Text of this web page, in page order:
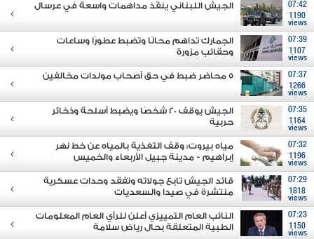
07:42
1190
views
الجيش اللبناني ينفّذ مداهمات واسعة في عرسال
07:39
1107
views
الجمارك تداهم محالًا وتضبط عطورًا وساعات
وحقائب مزورة
07:37
1266
views
5 محاضر ضبط في حق أصحاب مولدات مخالفين
07:35
1164
views
الجيش يوقف 20 شخصًا ويضبط أسلحة وذخائر
حربية
07:32
1196
views
مياه بيروت: وقف التغذية بالمياه عن خط نهر
إبراهيم - مدينة جبيل الأربعاء والخميس
07:29
1818
views
قائد الجيش تابع جولاته وتفقَد وحدات عسكرية
منتشرة في صيدا والسعديات
07:23
1150
views
النائب العام التمييزي أعلن للرأي العام المعلومات
الطبية المتعلقة بحال رياض سلامة